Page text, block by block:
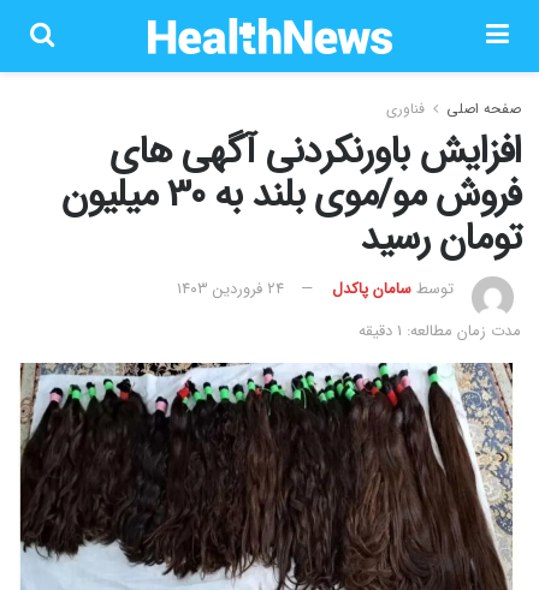
صفحه اصلی فناوری
افزایش باورنکردنی آگهی های
فروش مو/موی بلند به 30 میلیون
تومان رسید
توسطسامان پاکدل
۲۴ فروردین ۱۴۰۳
مدت زمان مطالعه: 1 دقیقه